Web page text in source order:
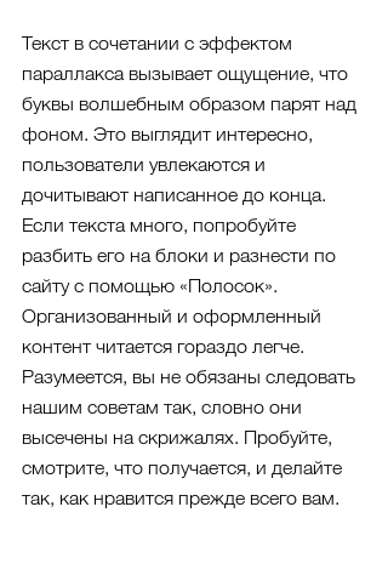
Текст в сочетании с эффектом
параллакса вызывает ощущение, что
буквы волшебным образом парят над
фоном. Это выглядит интересно,
пользователи увлекаются и
дочитывают написанное до конца.
Если текста много, попробуйте
разбить его на блоки и разнести по
сайту с помощью «Полосок».
Организованный и оформленный
контент читается гораздо легче.
Разумеется, вы не обязаны следовать
нашим советам так, словно они
высечены на скрижалях. Пробуйте,
смотрите, что получается, и делайте
так, как нравится прежде всего вам.